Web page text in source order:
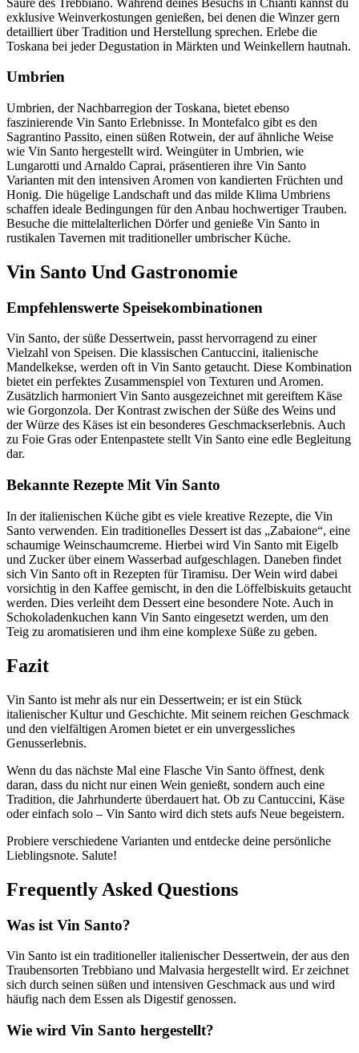
exklusive Weinverkostungen genießen, bei denen die Winzer gern
detailliert über Tradition und Herstellung sprechen. Erlebe die
Toskana bei jeder Degustation in Märkten und Weinkellern hautnah.
Umbrien
Umbrien, der Nachbarregion der Toskana, bietet ebenso
faszinierende Vin Santo Erlebnisse. In Montefalco gibt es den
Sagrantino Passito, einen süßen Rotwein, der auf ähnliche Weise
wie Vin Santo hergestellt wird. Weingüter in Umbrien, wie
Lungarotti und Arnaldo Caprai, präsentieren ihre Vin Santo
Varianten mit den intensiven Aromen von kandierten Früchten und
Honig. Die hügelige Landschaft und das milde Klima Umbriens
schaffen ideale Bedingungen für den Anbau hochwertiger Trauben.
Besuche die mittelalterlichen Dörfer und genieße Vin Santo in
rustikalen Tavernen mit traditioneller umbrischer Küche.
Vin Santo Und Gastronomie
Empfehlenswerte Speisekombinationen
Vin Santo, der süße Dessertwein, passt hervorragend zu einer
Vielzahl von Speisen. Die klassischen Cantuccini, italienische
Mandelkekse, werden oft in Vin Santo getaucht. Diese Kombination
bietet ein perfektes Zusammenspiel von Texturen und Aromen.
Zusätzlich harmoniert Vin Santo ausgezeichnet mit gereiftem Käse
wie Gorgonzola. Der Kontrast zwischen der Süße des Weins und
der Würze des Käses ist ein besonderes Geschmackserlebnis. Auch
zu Foie Gras oder Entenpastete stellt Vin Santo eine edle Begleitung
dar.
Bekannte Rezepte Mit Vin Santo
In der italienischen Küche gibt es viele kreative Rezepte, die Vin
Santo verwenden. Ein traditionelles Dessert ist das „Zabaione“, eine
schaumige Weinschaumcreme. Hierbei wird Vin Santo mit Eigelb
und Zucker über einem Wasserbad aufgeschlagen. Daneben findet
sich Vin Santo oft in Rezepten für Tiramisu. Der Wein wird dabei
vorsichtig in den Kaffee gemischt, in den die Löffelbiskuits getaucht
werden. Dies verleiht dem Dessert eine besondere Note. Auch in
Schokoladenkuchen kann Vin Santo eingesetzt werden, um den
Teig zu aromatisieren und ihm eine komplexe Süße zu geben.
Fazit
Vin Santo ist mehr als nur ein Dessertwein; er ist ein Stück
italienischer Kultur und Geschichte. Mit seinem reichen Geschmack
und den vielfältigen Aromen bietet er ein unvergessliches
Genusserlebnis.
Wenn du das nächste Mal eine Flasche Vin Santo öffnest, denk
daran, dass du nicht nur einen Wein genießt, sondern auch eine
Tradition, die Jahrhunderte überdauert hat. Ob zu Cantuccini, Käse
oder einfach solo – Vin Santo wird dich stets aufs Neue begeistern.
Probiere verschiedene Varianten und entdecke deine persönliche
Lieblingsnote. Salute!
Frequently Asked Questions
Was ist Vin Santo?
Vin Santo ist ein traditioneller italienischer Dessertwein, der aus den
Traubensorten Trebbiano und Malvasia hergestellt wird. Er zeichnet
sich durch seinen süßen und intensiven Geschmack aus und wird
häufig nach dem Essen als Digestif genossen.
Wie wird Vin Santo hergestellt?